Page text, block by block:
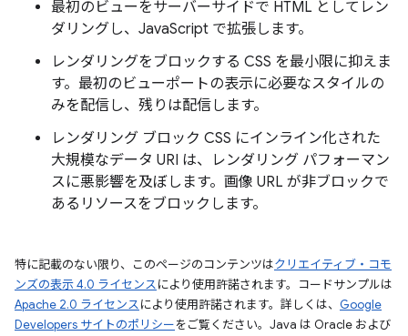
最初のビューをサーバーサイドで HTML としてレン
ダリングし、JavaScript で拡張します。
レンダリングをブロックする CSS を最小限に抑えま
す。最初のビューポートの表示に必要なスタイルの
みを配信し、残りは配信します。
レンダリング ブロック CSS にインライン化された
大規模なデータ URI は、レンダリング パフォーマン
スに悪影響を及ぼします。画像 URL が非ブロックで
あるリソースをブロックします。
特に記載のない限り、このページのコンテンツはクリエイティブ・コモ
ンズの表示 4.0 ライセンスにより使用許諾されます。コードサンプルは
Apache 2.0 ライセンスにより使用許諾されます。詳しくは、 Google
Developers サイトのポリシーをご覧ください。Java は Oracle および